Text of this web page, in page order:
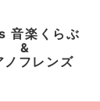
音楽くらぶ
&
ノフレンズ